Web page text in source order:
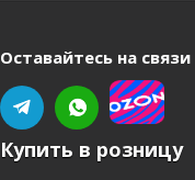
Оставайтесь на связи
Купить в розницу